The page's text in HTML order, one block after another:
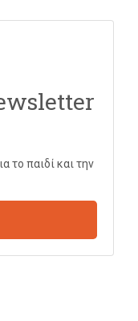
το παιδί και την